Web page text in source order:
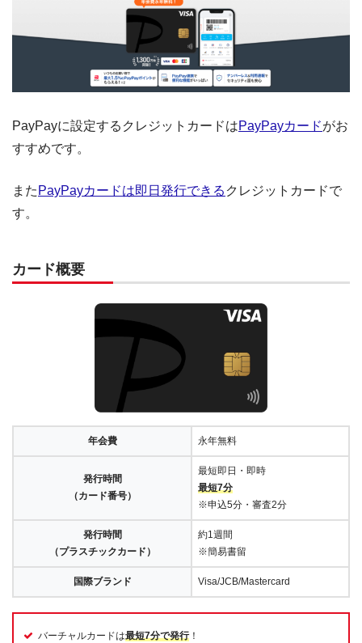
PayPayに設定するクレジットカードはPayPayカードがお
すすめです。
また PayPayカードは即日発行できる クレジットカードで
す。
カード概要
年会費 永年無料
発行時間
（カード番号）
最短即日・即時
最短7分
※申込5分・審査2分
発行時間
（プラスチックカード）
約1週間
※簡易書留
国際ブランド Visa/JCB/Mastercard
バーチャルカードは最短7分で発行！